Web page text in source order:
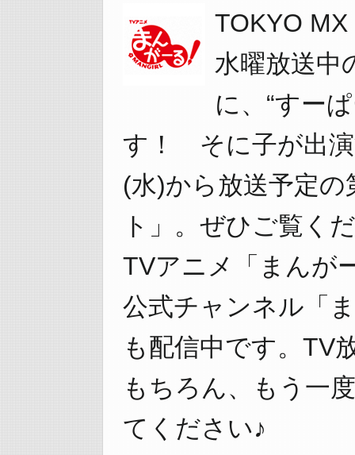
TOKYO
水曜放送中
に、“すー
す！ そに子が出演
(水)から放送予定
ト」。ぜひご覧く
TVアニメ「まんが
公式チャンネル「
も配信中です。TV
もちろん、もう一
てください♪